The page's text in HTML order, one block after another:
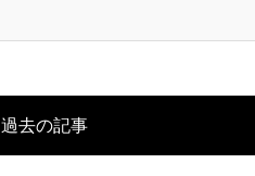
過去の記事